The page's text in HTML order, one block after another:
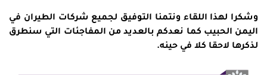
وشكرا لهذا اللقاء ونتمنا التوفيق لجميع شركات الطيران في
اليمن الحبيب كما نعدكم بالعديد من المفاجئات التي سنطرق
لذكرها لاحقا كلا في حينه.